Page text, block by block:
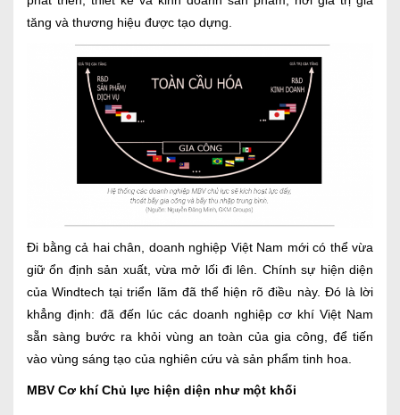
tăng và thương hiệu được tạo dựng.
Đi bằng cả hai chân, doanh nghiệp Việt Nam mới có thể vừa
giữ ổn định sản xuất, vừa mở lối đi lên. Chính sự hiện diện
của Windtech tại triển lãm đã thể hiện rõ điều này. Đó là lời
khẳng định: đã đến lúc các doanh nghiệp cơ khí Việt Nam
sẵn sàng bước ra khỏi vùng an toàn của gia công, để tiến
vào vùng sáng tạo của nghiên cứu và sản phẩm tinh hoa.
MBV Cơ khí Chủ lực hiện diện như một khối